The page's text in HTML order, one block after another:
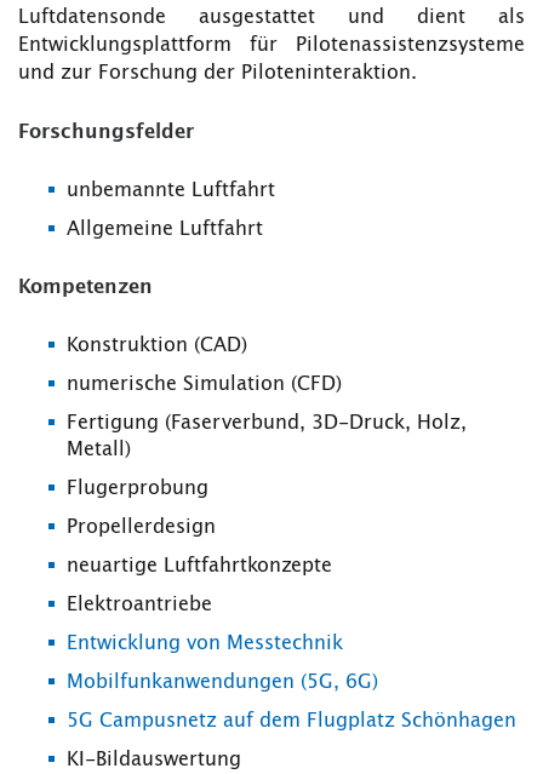
Luftdatensonde ausgestattet und dient als
Entwicklungsplattform für Pilotenassistenzsysteme
und zur Forschung der Piloteninteraktion.
Forschungsfelder
unbemannte Luftfahrt
Allgemeine Luftfahrt
Kompetenzen
Konstruktion (CAD)
numerische Simulation (CFD)
Fertigung (Faserverbund, 3D-Druck, Holz,
Metall)
Flugerprobung
Propellerdesign
neuartige Luftfahrtkonzepte
Elektroantriebe
Entwicklung von Messtechnik
Mobilfunkanwendungen (5G, 6G)
5G Campusnetz auf dem Flugplatz Schönhagen
KI-Bildauswertung